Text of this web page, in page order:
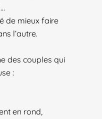
de mieux faire
l’autre.
des couples qui
:
en rond,